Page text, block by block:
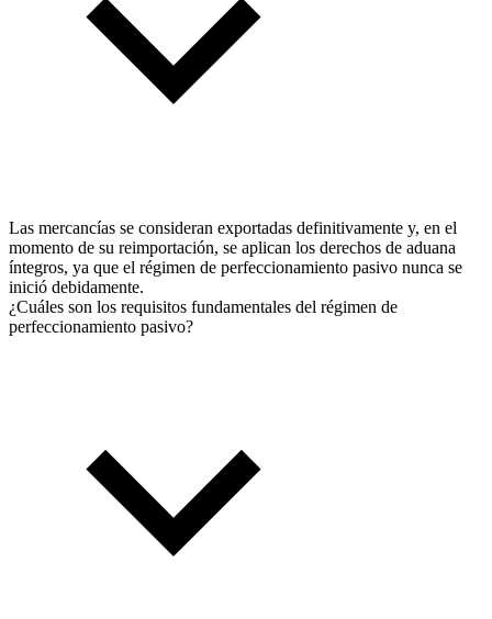
Las mercancías se consideran exportadas definitivamente y, en el
momento de su reimportación, se aplican los derechos de aduana
íntegros, ya que el régimen de perfeccionamiento pasivo nunca se
inició debidamente.
¿Cuáles son los requisitos fundamentales del régimen de
perfeccionamiento pasivo?